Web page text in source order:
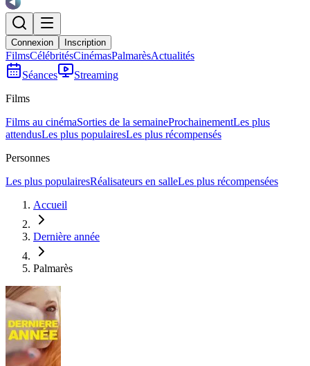
Connexion Inscription
FilmsCélébritésCinémasPalmarèsActualités
Séances
Streaming
Films
Films au cinémaSorties de la semaineProchainementLes plus
attendusLes plus populairesLes plus récompensés
Personnes
Les plus populairesRéalisateurs en salleLes plus récompensées
Accueil
Dernière année
Palmarès